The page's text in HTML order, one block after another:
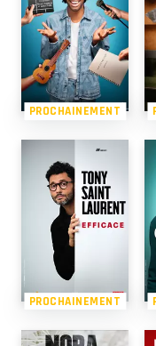
PROCHAINEMENT
PROCHAINEMENT